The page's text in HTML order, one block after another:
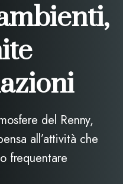
del Renny,
all’attività che
frequentare